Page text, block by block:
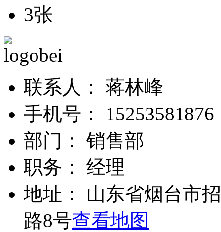
联系人：
蒋林峰
手机号：
部门：
销售部
职务：
经理
地址：
山东省烟台市
路8号查看地图